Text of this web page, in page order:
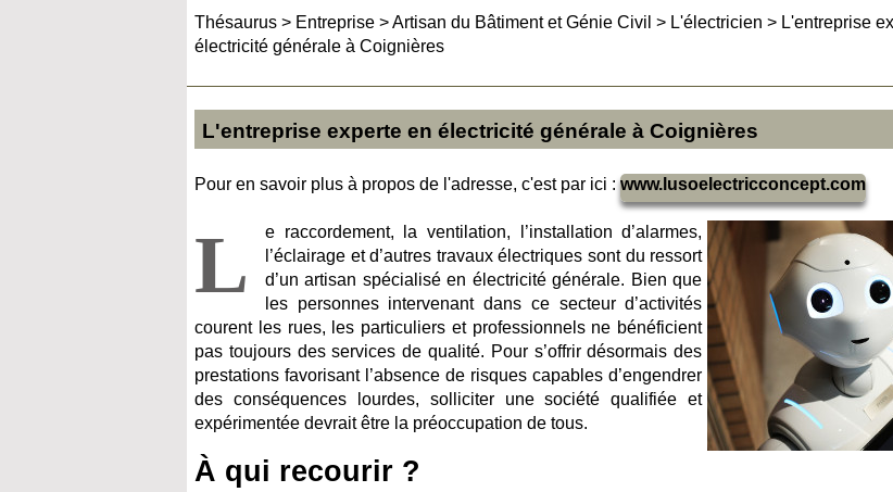
Thésaurus > Entreprise >Artisan du Bâtiment et Génie Civil > L'électricien > L'entreprise
électricité générale à Coignières
L'entreprise experte en électricité générale à Coignières
Pour en savoir plus à propos de l'adresse, c'est par ici :www.lusoelectricconcept.com
L
e raccordement, la ventilation, l’installation d’alarmes,
l’éclairage et d’autres travaux électriques sont du ressort
d’un artisan spécialisé en électricité générale. Bien que
les personnes intervenant dans ce secteur d’activités
courent les rues, les particuliers et professionnels ne bénéficient
pas toujours des services de qualité. Pour s’offrir désormais des
prestations favorisant l’absence de risques capables d’engendrer
des conséquences lourdes, solliciter une société qualifiée et
expérimentée devrait être la préoccupation de tous.
À qui recourir ?